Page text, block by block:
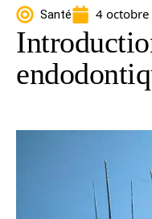
Santé 4 octobre